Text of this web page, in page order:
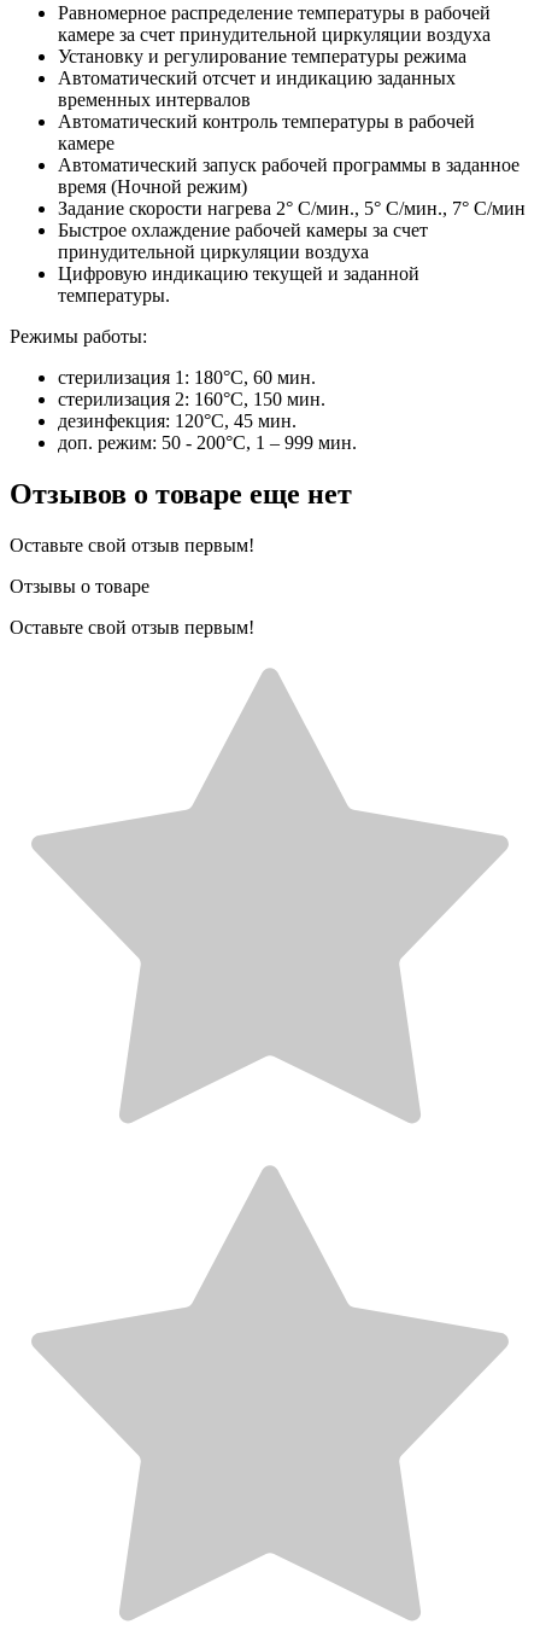
Равномерное распределение температуры в рабочей
камере за счет принудительной циркуляции воздуха
Установку и регулирование температуры режима
Автоматический отсчет и индикацию заданных
временных интервалов
Автоматический контроль температуры в рабочей
камере
Автоматический запуск рабочей программы в заданное
время (Ночной режим)
Задание скорости нагрева 2° С/мин., 5° С/мин., 7° С/мин
Быстрое охлаждение рабочей камеры за счет
принудительной циркуляции воздуха
Цифровую индикацию текущей и заданной
температуры.
Режимы работы:
стерилизация 1: 180°С, 60 мин.
стерилизация 2: 160°С, 150 мин.
дезинфекция: 120°С, 45 мин.
доп. режим: 50 - 200°С, 1 – 999 мин.
Отзывов о товаре еще нет
Оставьте свой отзыв первым!
Отзывы о товаре
Оставьте свой отзыв первым!